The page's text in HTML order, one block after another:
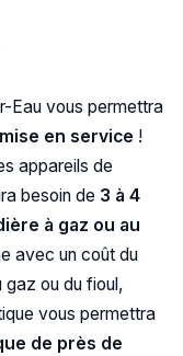
Eau vous permettra
en service !
appareils de
besoin de 3 à 4
à gaz ou au
avec un coût du
gaz ou du fioul,
vous permettra
de près de